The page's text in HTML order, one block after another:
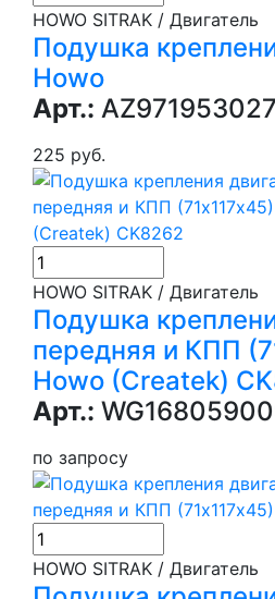
HOWO SITRAK / Двигатель
Подушка
Howo
Арт.:
225 руб.
HOWO SITRAK / Двигатель
Подушка
передняя и КПП
Howo (Createk)
Арт.:
по запросу
HOWO SITRAK / Двигатель